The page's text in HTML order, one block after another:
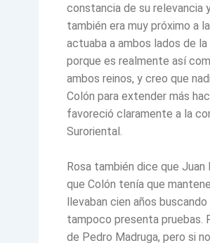
constancia de su relevancia
también era muy próximo a
actuaba a ambos lados de
porque es realmente así
ambos reinos, y creo que
Colón para extender más
favoreció claramente a la
Suroriental.
Rosa también dice que
que Colón tenía que
llevaban cien años
tampoco presenta pruebas.
de Pedro Madruga, pero si